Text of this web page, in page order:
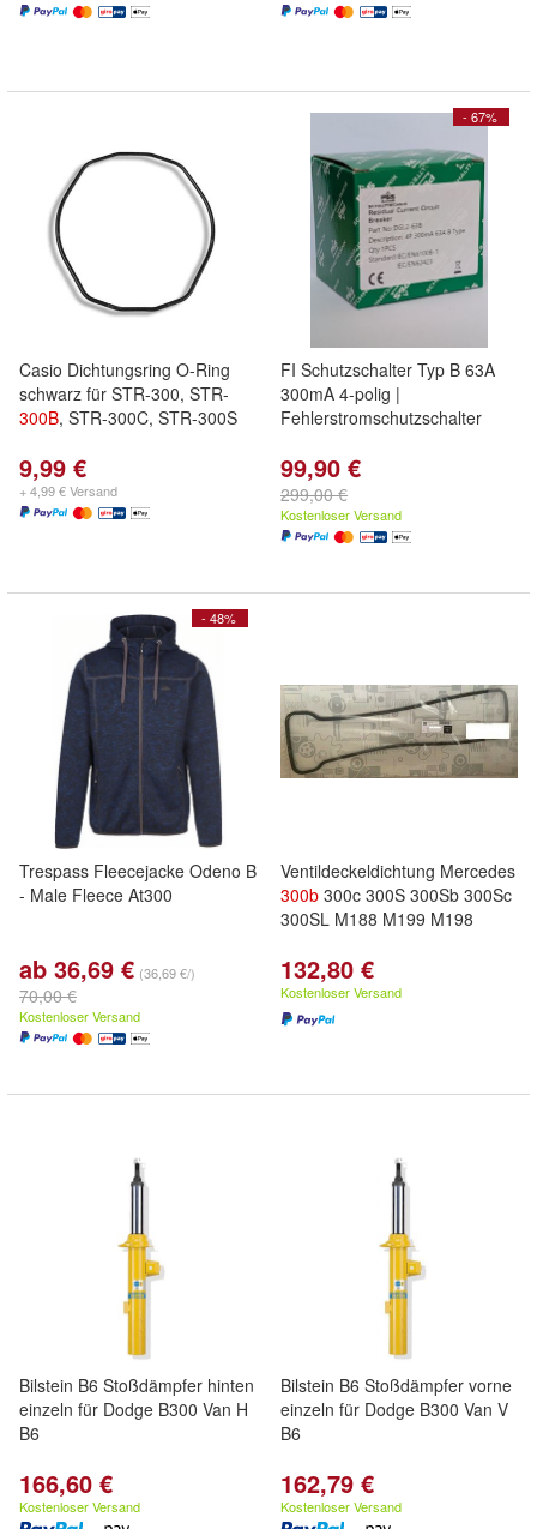
Casio Dichtungsring O-Ring
schwarz für STR-300, STR-
300B, STR-300C, STR-300S
9,99 €
+ 4,99 € Versand
- 67%
FI Schutzschalter Typ B 63A
300mA 4-polig |
Fehlerstromschutzschalter
99,90 €
299,00 €
Kostenloser Versand
- 48%
Trespass Fleecejacke Odeno B
- Male Fleece At300
ab 36,69 € (36,69 €/)
70,00 €
Kostenloser Versand
Ventildeckeldichtung Mercedes
300b 300c 300S 300Sb 300Sc
300SL M188 M199 M198
132,80 €
Kostenloser Versand
Bilstein B6 Stoßdämpfer hinten
einzeln für Dodge B300 Van H
B6
166,60 €
Kostenloser Versand
Bilstein B6 Stoßdämpfer vorne
einzeln für Dodge B300 Van V
B6
162,79 €
Kostenloser Versand